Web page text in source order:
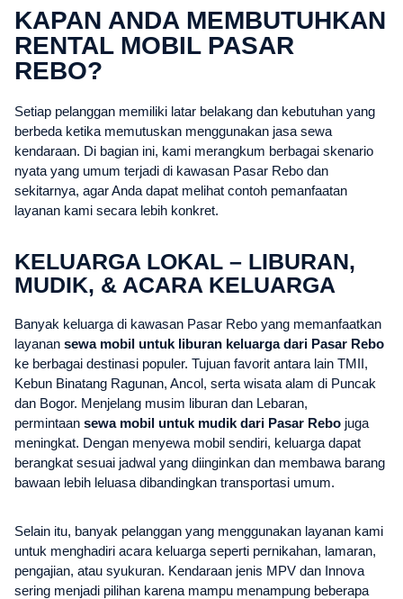
KAPAN ANDA MEMBUTUHKAN
RENTAL MOBIL PASAR
REBO?
Setiap pelanggan memiliki latar belakang dan kebutuhan yang
berbeda ketika memutuskan menggunakan jasa sewa
kendaraan. Di bagian ini, kami merangkum berbagai skenario
nyata yang umum terjadi di kawasan Pasar Rebo dan
sekitarnya, agar Anda dapat melihat contoh pemanfaatan
layanan kami secara lebih konkret.
KELUARGA LOKAL – LIBURAN,
MUDIK, & ACARA KELUARGA
Banyak keluarga di kawasan Pasar Rebo yang memanfaatkan
layanan sewa mobil untuk liburan keluarga dari Pasar Rebo
ke berbagai destinasi populer. Tujuan favorit antara lain TMII,
Kebun Binatang Ragunan, Ancol, serta wisata alam di Puncak
dan Bogor. Menjelang musim liburan dan Lebaran,
permintaan sewa mobil untuk mudik dari Pasar Rebo juga
meningkat. Dengan menyewa mobil sendiri, keluarga dapat
berangkat sesuai jadwal yang diinginkan dan membawa barang
bawaan lebih leluasa dibandingkan transportasi umum.
Selain itu, banyak pelanggan yang menggunakan layanan kami
untuk menghadiri acara keluarga seperti pernikahan, lamaran,
pengajian, atau syukuran. Kendaraan jenis MPV dan Innova
sering menjadi pilihan karena mampu menampung beberapa